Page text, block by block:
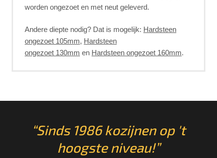
worden ongezoet en met neut geleverd.
Andere diepte nodig? Dat is mogelijk: Hardsteen
ongezoet 105mm, Hardsteen
ongezoet 130mm en Hardsteen ongezoet 160mm.
“Sinds 1986 kozijnen op 't
hoogste niveau!”